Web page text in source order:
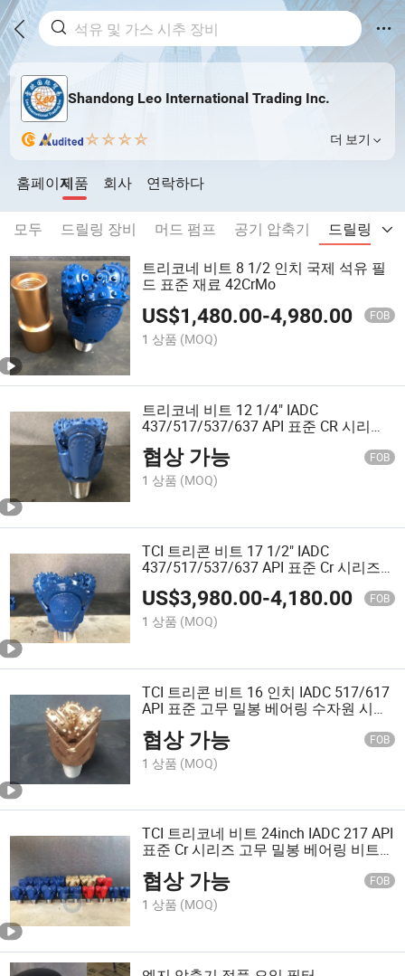
Shandong Leo International Trading Inc.
더 보기
홈페이지제품 회사 연락하다
모두 드릴링 장비 머드 펌프 공기 압축기
드릴링 액
트리코네 비트 8 1/2 인치 국제 석유 필
드 표준 재료 42CrMo
US$1,480.00-4,980.00 FOB
1 상품 (MOQ)
트리코네 비트 12 1/4" IADC
437/517/537/637 API 표준 CR 시리즈
고무 밀봉 베어링 비트 물 우물 드릴링
재료 42CrMo
협상 가능 FOB
1 상품 (MOQ)
TCI 트리콘 비트 17 1/2" IADC
437/517/537/637 API 표준 Cr 시리즈
고무 밀봉 베어링 비트 물 우물 드릴링
재료 42CrMo
US$3,980.00-4,180.00 FOB
1 상품 (MOQ)
TCI 트리콘 비트 16 인치 IADC 517/617
API 표준 고무 밀봉 베어링 수자원 시추
협상 가능 FOB
1 상품 (MOQ)
TCI 트리코네 비트 24inch IADC 217 API
표준 Cr 시리즈 고무 밀봉 베어링 비트
물 우물 드릴링 재료 42CrMo
협상 가능 FOB
1 상품 (MOQ)